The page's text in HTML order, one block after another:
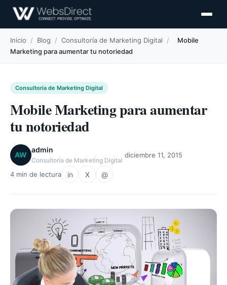
Inicio / Blog / Consultoría de Marketing Digital /
Mobile
Marketing para aumentar tu notoriedad
Consultoría de Marketing Digital
Mobile Marketing para aumentar
tu notoriedad
AW
admin
Consultoría de Marketing Digital
diciembre 11, 2015
4 min de lectura in X @